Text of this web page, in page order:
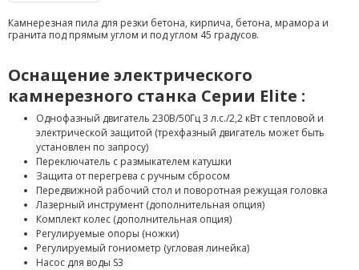
Камнерезная пила для резки бетона, кирпича, бетона, мрамора и
гранита под прямым углом и под углом 45 градусов.
Оснащение электрического
камнерезного станка Серии Elite :
Однофазный двигатель 230В/50Гц 3 л.с./2,2 кВт с тепловой и
электрической защитой (трехфазный двигатель может быть
установлен по запросу)
Переключатель с размыкателем катушки
Защита от перегрева с ручным сбросом
Передвижной рабочий стол и поворотная режущая головка
Лазерный инструмент (дополнительная опция)
Комплект колес (дополнительная опция)
Регулируемые опоры (ножки)
Регулируемый гониометр (угловая линейка)
Насос для воды S3